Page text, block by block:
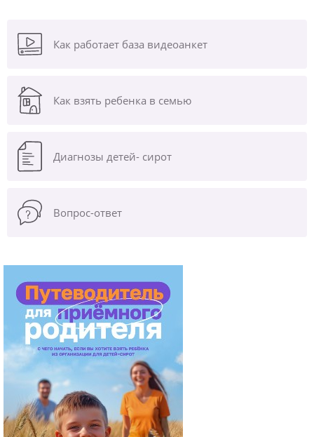
Как работает база видеоанкет
Как взять ребенка в семью
Диагнозы детей- сирот
Вопрос-ответ